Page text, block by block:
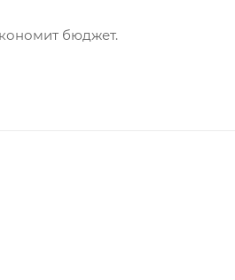
бюджет.